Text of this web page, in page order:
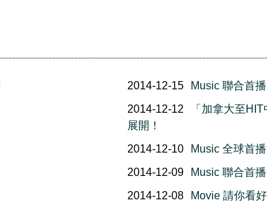
2014-12-15
Music 聯合首
2014-12-12
「加拿大至
展開！
2014-12-10
Music 全球首
2014-12-09
Music 聯合首
2014-12-08
Movie 請你看